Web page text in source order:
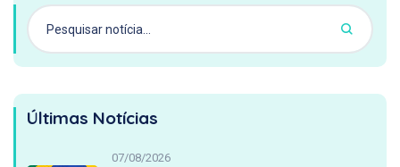
Últimas Notícias
07/08/2026